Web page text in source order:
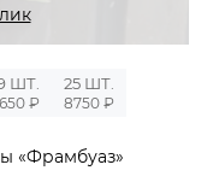
ШТ.
₽
25 ШТ.
8750 ₽
«Фрамбуаз»